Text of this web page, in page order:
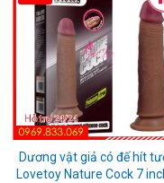
Dương vật giả có đế hít
Lovetoy Nature Cock 7